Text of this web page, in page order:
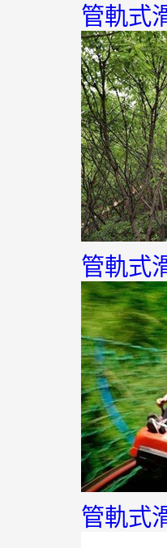
管軌式
管軌式
管軌式